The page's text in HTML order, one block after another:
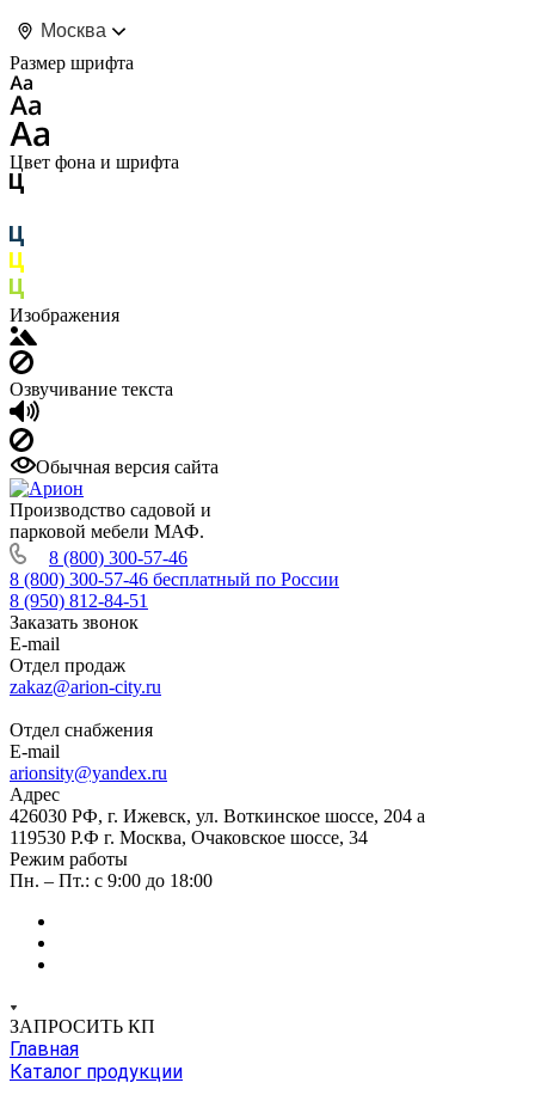
Москва
Размер шрифта
Цвет фона и шрифта
Изображения
Озвучивание текста
Обычная версия сайта
Производство садовой и
парковой мебели МАФ.
8 (800) 300-57-46
8 (800) 300-57-46 бесплатный по России
8 (950) 812-84-51
Заказать звонок
E-mail
Отдел продаж
zakaz@arion-city.ru
Отдел снабжения
E-mail
arionsity@yandex.ru
Адрес
426030 РФ, г. Ижевск, ул. Воткинское шоссе, 204 а
119530 Р.Ф г. Москва, Очаковское шоссе, 34
Режим работы
Пн. – Пт.: с 9:00 до 18:00
ЗАПРОСИТЬ КП
Главная
Каталог продукции